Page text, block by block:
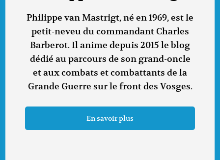
Philippe van Mastrigt, né en 1969, est le
petit-neveu du commandant Charles
Barberot. Il anime depuis 2015 le blog
dédié au parcours de son grand-oncle
et aux combats et combattants de la
Grande Guerre sur le front des Vosges.
En savoir plus